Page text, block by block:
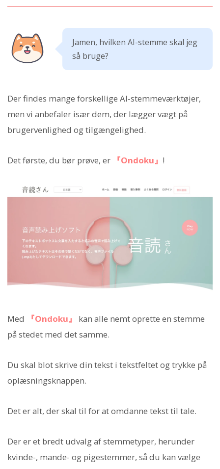
Jamen, hvilken AI-stemme skal jeg
så bruge?
Der findes mange forskellige AI-stemmeværktøjer,
men vi anbefaler især dem, der lægger vægt på
brugervenlighed og tilgængelighed.
Det første, du bør prøve, er 『Ondoku』 !
Med 『Ondoku』
kan alle nemt oprette en stemme
på stedet med det samme.
Du skal blot skrive din tekst i tekstfeltet og trykke på
oplæsningsknappen.
Det er alt, der skal til for at omdanne tekst til tale.
Der er et bredt udvalg af stemmetyper, herunder
kvinde-, mande- og pigestemmer, så du kan vælge